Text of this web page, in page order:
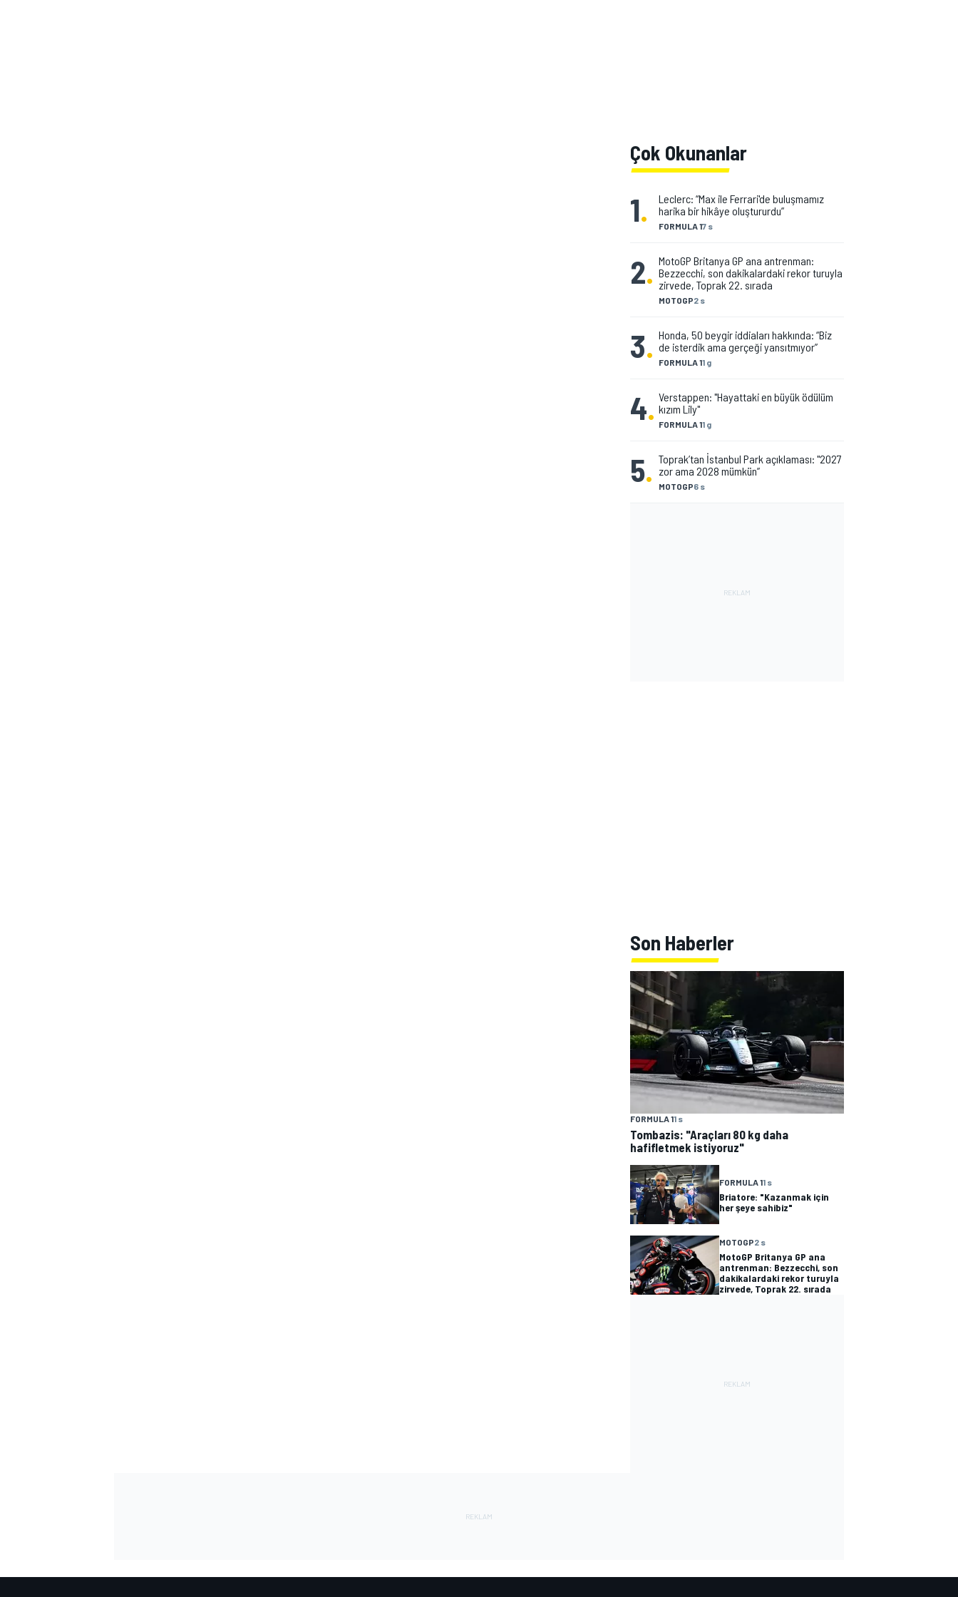
Çok Okunanlar
1. FORMULA 17 s
Leclerc: “Max ile Ferrari'de buluşmamız
harika bir hikâye oluştururdu”
2.
MOTOGP2 s
MotoGP Britanya GP ana antrenman:
Bezzecchi, son dakikalardaki rekor turuyla
zirvede, Toprak 22. sırada
3. FORMULA 11 g
Honda, 50 beygir iddiaları hakkında: “Biz
de isterdik ama gerçeği yansıtmıyor”
4. FORMULA 11 g
Verstappen: "Hayattaki en büyük ödülüm
kızım Lily"
5. MOTOGP6 s
Toprak’tan İstanbul Park açıklaması: "2027
zor ama 2028 mümkün”
Son Haberler
FORMULA 11 s
Tombazis: "Araçları 80 kg daha
hafifletmek istiyoruz"
FORMULA 11 s
Briatore: "Kazanmak için
her şeye sahibiz"
MOTOGP2 s
MotoGP Britanya GP ana
antrenman: Bezzecchi, son
dakikalardaki rekor turuyla
zirvede, Toprak 22. sırada